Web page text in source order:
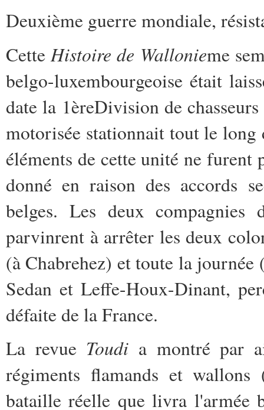
Deuxième guerre mondiale,
CetteHistoire de Wallonieme
belgo-luxembourgeoise était
date la 1èreDivision de
motorisée stationnait tout le
éléments de cette unité ne
donné en raison des accords
belges. Les deux compagnies
parvinrent à arrêter les deux
(à Chabrehez) et toute la
Sedan et Leffe-Houx-Dinant,
défaite de la France.
La revue Toudi a montré par
régiments flamands et
bataille réelle que livra l'armée